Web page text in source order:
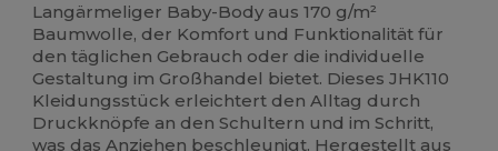
Langärmeliger Baby-Body aus 170 g/m²
Baumwolle, der Komfort und Funktionalität für
den täglichen Gebrauch oder die individuelle
Gestaltung im Großhandel bietet. Dieses JHK110
Kleidungsstück erleichtert den Alltag durch
Druckknöpfe an den Schultern und im Schritt,
was das Anziehen beschleunigt. Hergestellt aus